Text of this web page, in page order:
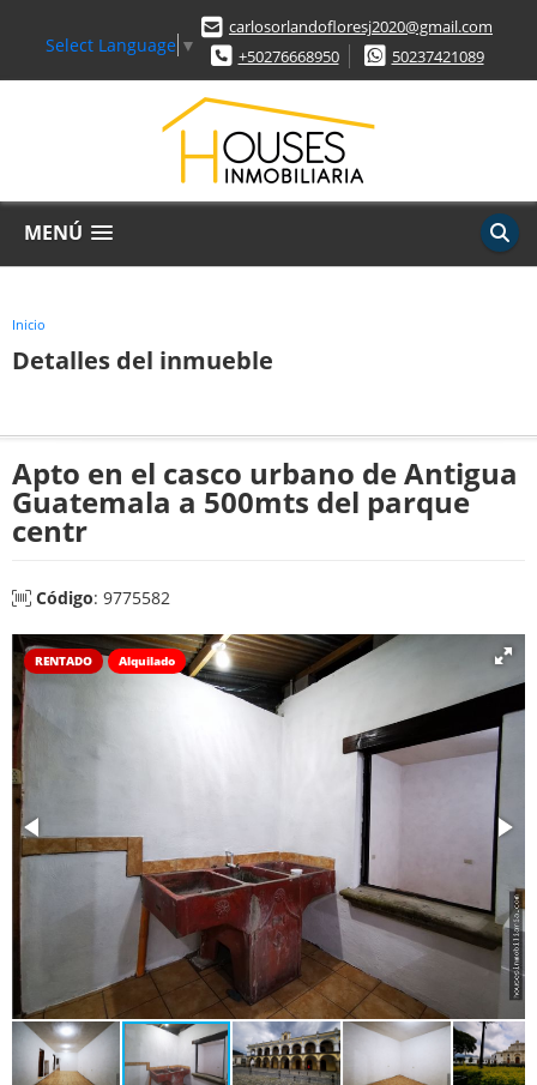
Select Language ▼
carlosorlandofloresj2020@gmail.com
+50276668950
50237421089
MENÚ
Inicio
Detalles del inmueble
Apto en el casco urbano de Antigua
Guatemala a 500mts del parque
centr
Código: 9775582
RENTADO Alquilado